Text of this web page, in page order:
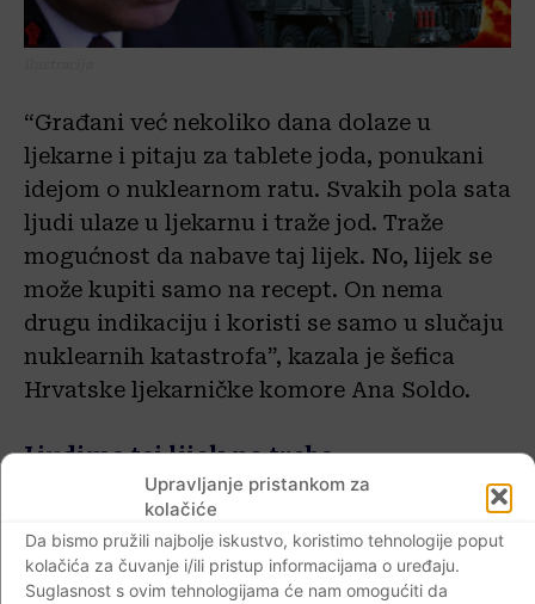
Upravljanje pristankom za
kolačiće
Da bismo pružili najbolje iskustvo, koristimo tehnologije poput
kolačića za čuvanje i/ili pristup informacijama o uređaju.
Suglasnost s ovim tehnologijama će nam omogućiti da
“Građani već nekoliko dana dolaze u
ljekarne i pitaju za tablete joda, ponukani
idejom o nuklearnom ratu. Svakih pola sata
ljudi ulaze u ljekarnu i traže jod. Traže
mogućnost da nabave taj lijek. No, lijek se
može kupiti samo na recept. On nema
drugu indikaciju i koristi se samo u slučaju
nuklearnih katastrofa”, kazala je šefica
Hrvatske ljekarničke komore Ana Soldo.
Ljudima taj lijek ne treba
Nakon nuklearnih katastrofa, Svjetska
zdravstvena organizacija propisala je
protokole u slučaju takvog djelovanja.